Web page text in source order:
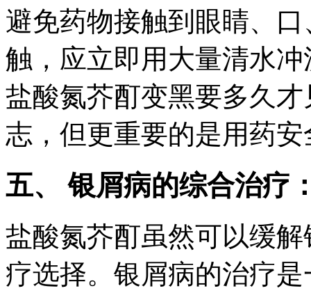
避免药物接触到眼睛、
触，应立即用大量清水
盐酸氮芥酊变黑要多久
志，但更重要的是用药安
五、 银屑病的综合治疗
盐酸氮芥酊虽然可以缓
疗选择。银屑病的治疗